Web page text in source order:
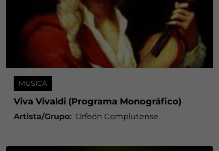
MÚSICA
Viva Vivaldi (Programa Monográfico)
Artista/Grupo: Orfeón Complutense